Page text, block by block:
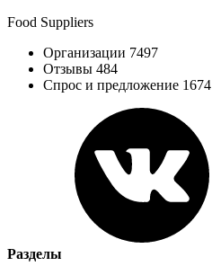
Food Suppliers
Организации 7497
Отзывы 484
Спрос и предложение 1674
Разделы